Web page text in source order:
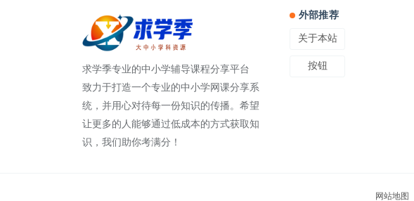
求学季专业的中小学辅导课程分享平台
致力于打造一个专业的中小学网课分享系
统，并用心对待每一份知识的传播。希望
让更多的人能够通过低成本的方式获取知
识，我们助你考满分！
外部推荐
关于本站
按钮
网站地图